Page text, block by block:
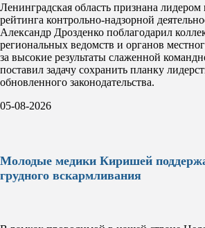
Ленинградская область признана
рейтинга контрольно-надзорной
Александр Дрозденко поблагодарил
региональных ведомств и органов
за высокие результаты слаженной
поставил задачу сохранить планку
обновленного законодательства.
05-08-2026
Молодые медики Киришей
грудного вскармливания